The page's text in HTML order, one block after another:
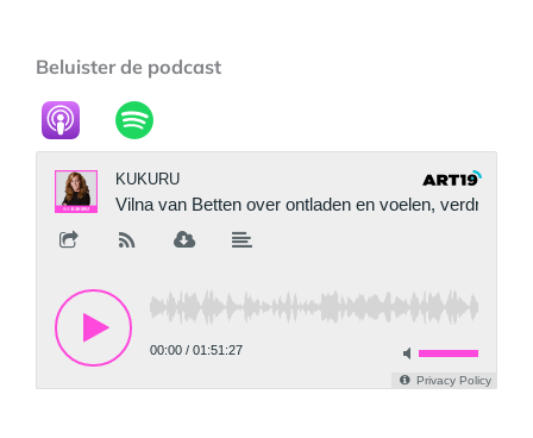
Beluister de podcast